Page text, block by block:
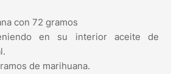
con 72 gramos
en su interior aceite de
de marihuana.